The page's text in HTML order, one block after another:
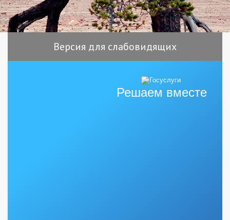
Версия для слабовидящих
Решаем вместе